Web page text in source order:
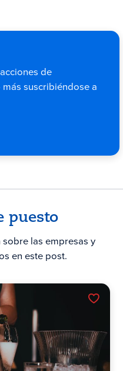
de
suscribiéndose a
puesto
las empresas y
en este post.